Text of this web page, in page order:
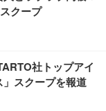
クープ
社トップアイ
」スクープを報道